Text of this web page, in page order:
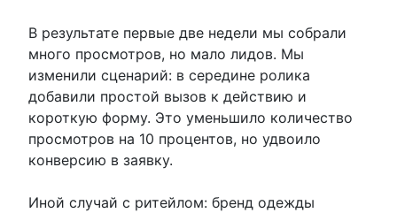
В результате первые две недели мы собрали
много просмотров, но мало лидов. Мы
изменили сценарий: в середине ролика
добавили простой вызов к действию и
короткую форму. Это уменьшило количество
просмотров на 10 процентов, но удвоило
конверсию в заявку.
Иной случай с ритейлом: бренд одежды